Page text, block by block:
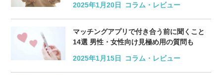
2025年1月20日 コラム・レビュー
マッチングアプリで付き合う前に聞くこと
14選 男性・女性向け見極め用の質問も
2025年1月15日 コラム・レビュー